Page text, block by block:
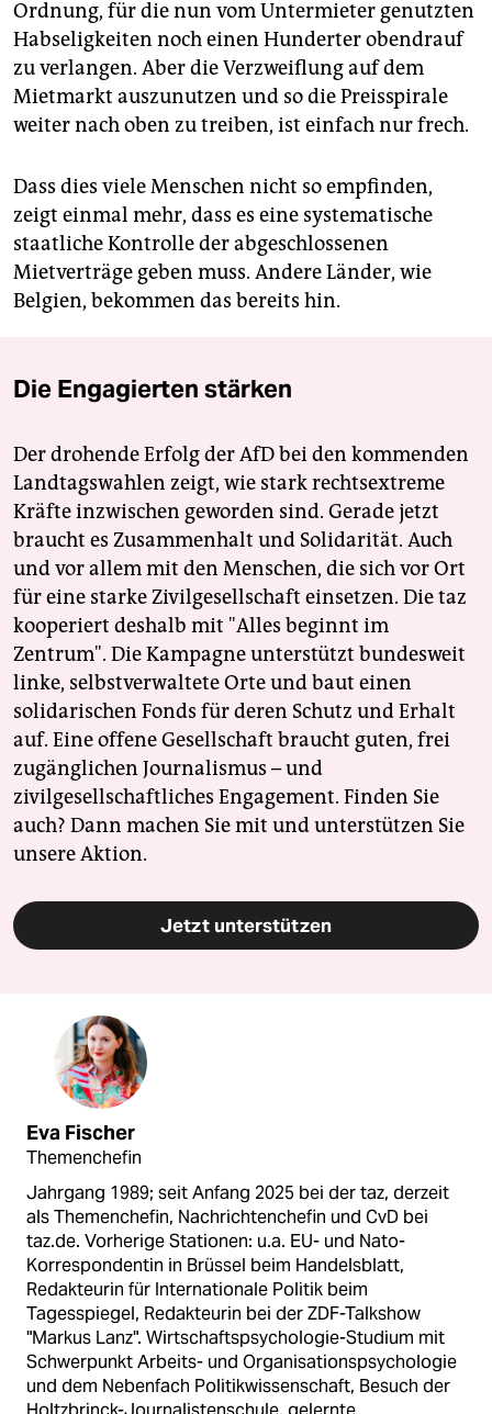
Ordnung, für die nun vom Untermieter genutzten
Habseligkeiten noch einen Hunderter obendrauf
zu verlangen. Aber die Verzweiflung auf dem
Mietmarkt auszunutzen und so die Preisspirale
weiter nach oben zu treiben, ist einfach nur frech.
Dass dies viele Menschen nicht so empfinden,
zeigt einmal mehr, dass es eine systematische
staatliche Kontrolle der abgeschlossenen
Mietverträge geben muss. Andere Länder, wie
Belgien, bekommen das bereits hin.
Die Engagierten stärken
Der drohende Erfolg der AfD bei den kommenden
Landtagswahlen zeigt, wie stark rechtsextreme
Kräfte inzwischen geworden sind. Gerade jetzt
braucht es Zusammenhalt und Solidarität. Auch
und vor allem mit den Menschen, die sich vor Ort
für eine starke Zivilgesellschaft einsetzen. Die taz
kooperiert deshalb mit "Alles beginnt im
Zentrum". Die Kampagne unterstützt bundesweit
linke, selbstverwaltete Orte und baut einen
solidarischen Fonds für deren Schutz und Erhalt
auf. Eine offene Gesellschaft braucht guten, frei
zugänglichen Journalismus – und
zivilgesellschaftliches Engagement. Finden Sie
auch? Dann machen Sie mit und unterstützen Sie
unsere Aktion.
Jetzt unterstützen
Eva Fischer
Themenchefin
Jahrgang 1989; seit Anfang 2025 bei der taz, derzeit
als Themenchefin, Nachrichtenchefin und CvD bei
taz.de. Vorherige Stationen: u.a. EU- und Nato-
Korrespondentin in Brüssel beim Handelsblatt,
Redakteurin für Internationale Politik beim
Tagesspiegel, Redakteurin bei der ZDF-Talkshow
"Markus Lanz". Wirtschaftspsychologie-Studium mit
Schwerpunkt Arbeits- und Organisationspsychologie
und dem Nebenfach Politikwissenschaft, Besuch der